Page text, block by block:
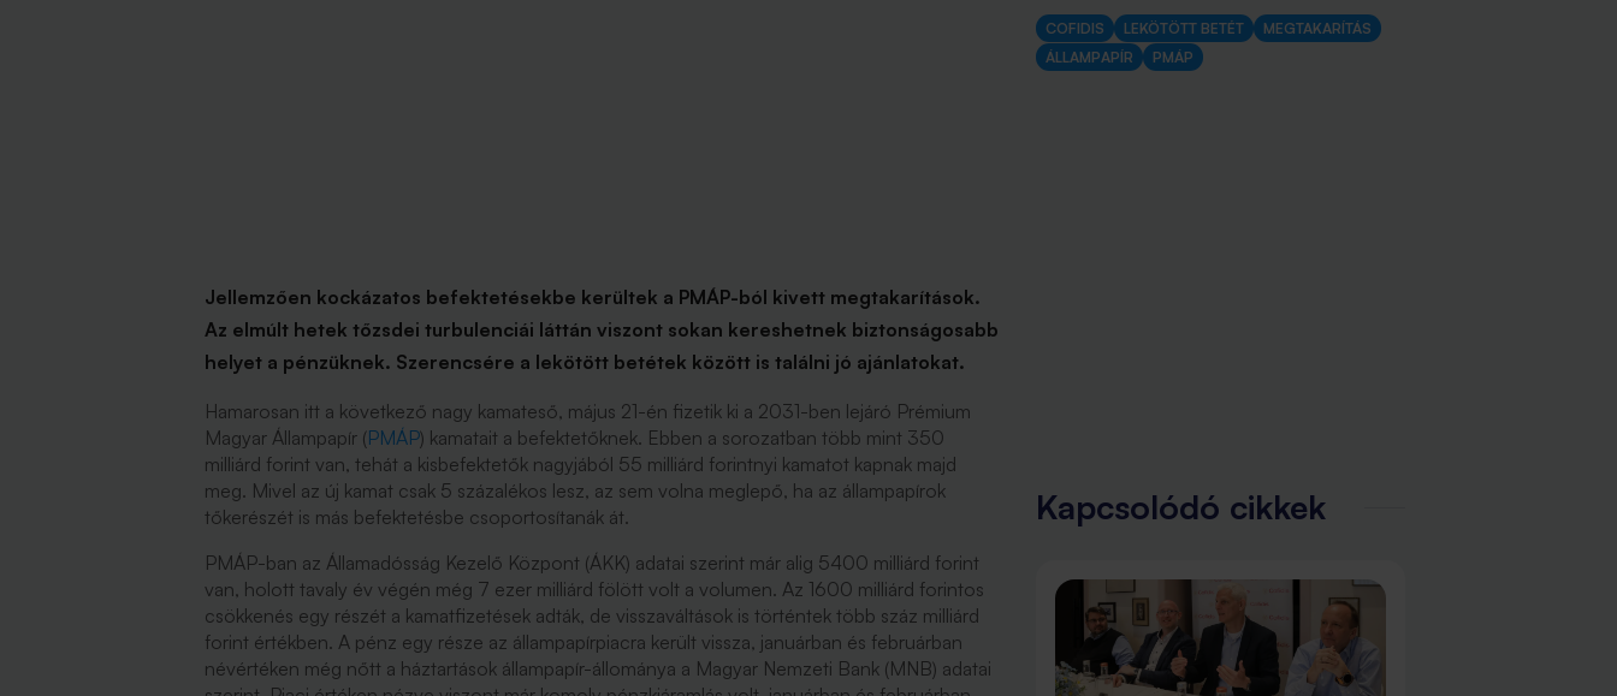
Jellemzően kockázatos befektetésekbe kerültek a PMÁP-ból kivett megtakarítások.
Az elmúlt hetek tőzsdei turbulenciái láttán viszont sokan kereshetnek biztonságosabb
helyet a pénzüknek. Szerencsére a lekötött betétek között is találni jó ajánlatokat.
Hamarosan itt a következő nagy kamateső, május 21-én fizetik ki a 2031-ben lejáró Prémium
Magyar Állampapír (PMÁP) kamatait a befektetőknek. Ebben a sorozatban több mint 350
milliárd forint van, tehát a kisbefektetők nagyjából 55 milliárd forintnyi kamatot kapnak majd
meg. Mivel az új kamat csak 5 százalékos lesz, az sem volna meglepő, ha az állampapírok
tőkerészét is más befektetésbe csoportosítanák át.
PMÁP-ban az Államadósság Kezelő Központ (ÁKK) adatai szerint már alig 5400 milliárd forint
van, holott tavaly év végén még 7 ezer milliárd fölött volt a volumen. Az 1600 milliárd forintos
csökkenés egy részét a kamatfizetések adták, de visszaváltások is történtek több száz milliárd
forint értékben. A pénz egy része az állampapírpiacra került vissza, januárban és februárban
névértéken még nőtt a háztartások állampapír-állománya a Magyar Nemzeti Bank (MNB) adatai
COFIDIS LEKÖTÖTT BETÉT
MEGTAKARÍTÁS
ÁLLAMPAPÍR
PMÁP
Kapcsolódó cikkek